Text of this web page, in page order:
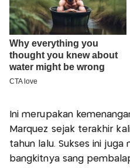
Ini merupakan
Marquez sejak terakhir
tahun lalu. Sukses ini juga
bangkitnya sang